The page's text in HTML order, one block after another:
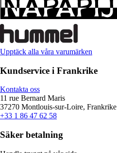
Upptäck alla våra varumärken
Kundservice i Frankrike
Kontakta oss
11 rue Bernard Maris
37270 Montlouis-sur-Loire, Frankrike
+33 1 86 47 62 58
Säker betalning